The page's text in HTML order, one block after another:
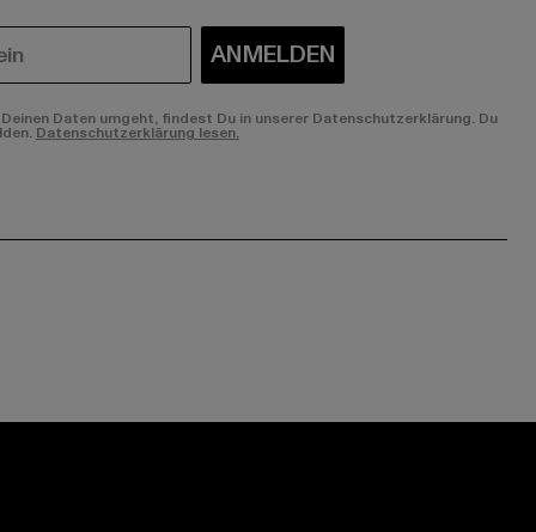
ANMELDEN
Daten umgeht, findest Du in unserer Datenschutzerklärung. Du
Datenschutzerklärung lesen.